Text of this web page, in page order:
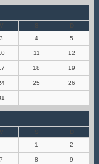
V S
3 4 5
11 12
18 19
25 26
S
D
1
2
7 8 9